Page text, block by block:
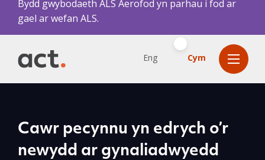
Bydd gwybodaeth ALS Aerofod yn parhau i fod ar
gael ar wefan ALS.
Eng Cym
Cawr pecynnu yn edrych o’r
newydd ar gynaliadwyedd